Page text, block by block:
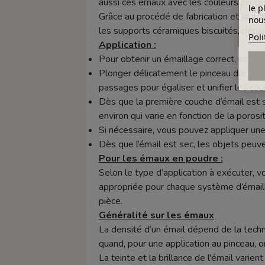
Grâce au procédé de fabrication et aux
les supports céramiques biscuités,
Application :
Pour obtenir un émaillage correct,
Plonger délicatement le pinceau dans
passages pour égaliser et unifier les
Dès que la première couche d’émail
environ qui varie en fonction de la
Si nécessaire, vous pouvez appliquer
Dès que l’émail est sec, les objets
Pour les émaux en poudre :
Selon le type d’application à exécuter,
appropriée pour chaque système
pièce.
Généralité sur les émaux
La densité d’un émail dépend de la
quand, pour une application au pinceau,
La teinte et la brillance de l'émail
le